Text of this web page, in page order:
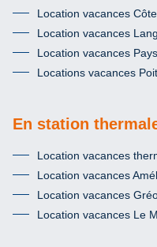
Location vacances
Location vacances
Location vacances
Locations vacances
En station
Location vacances
Location vacances
Location vacances
Location vacances Le